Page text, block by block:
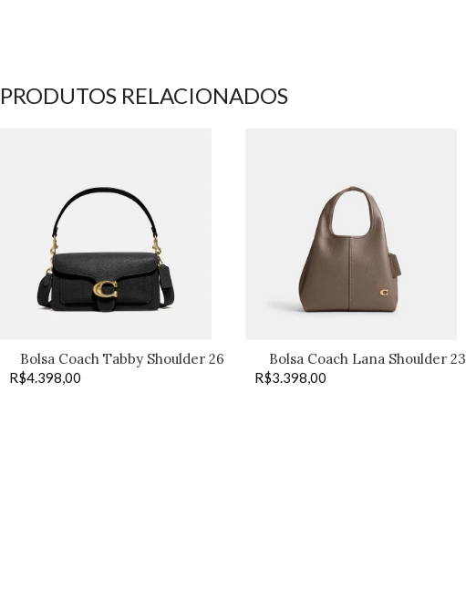
PRODUTOS RELACIONADOS
Bolsa Coach Tabby Shoulder 26
R$4.398,00
Bolsa Coach Lana Shoulder 23
R$3.398,00